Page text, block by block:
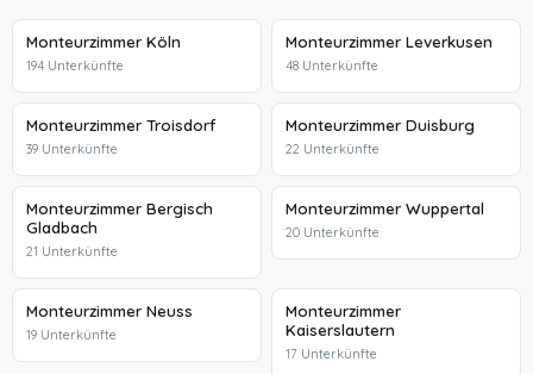
Monteurzimmer Köln
194 Unterkünfte
Monteurzimmer Leverkusen
48 Unterkünfte
Monteurzimmer Troisdorf
39 Unterkünfte
Monteurzimmer Duisburg
22 Unterkünfte
Monteurzimmer Bergisch
Gladbach
21 Unterkünfte
Monteurzimmer Wuppertal
20 Unterkünfte
Monteurzimmer Neuss
19 Unterkünfte
Monteurzimmer
Kaiserslautern
17 Unterkünfte